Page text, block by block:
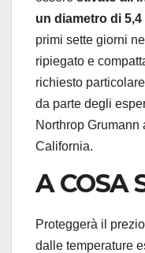
un diametro di 5,4
primi sette giorni
ripiegato e
richiesto
da parte degli
Northrop
California.
A COSA
Proteggerà il
dalle temperature